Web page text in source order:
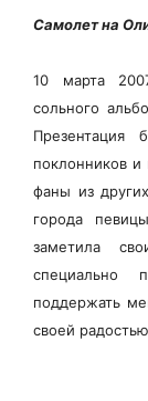
Самолет на
10 марта
сольного
поклонников
фаны из
города
заметила
специально
поддержать
своей